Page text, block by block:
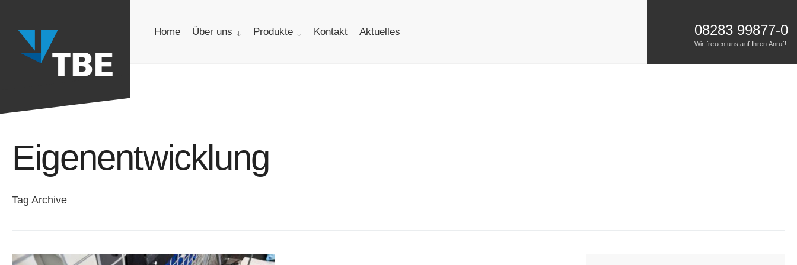
content
Home Über uns Produkte Kontakt Aktuelles 08283 99877-0
Wir freuen uns auf Ihren Anruf!
Eigenentwicklung
Tag Archive